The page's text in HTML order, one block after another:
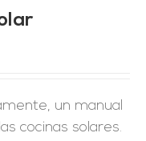
un manual
cocinas solares.